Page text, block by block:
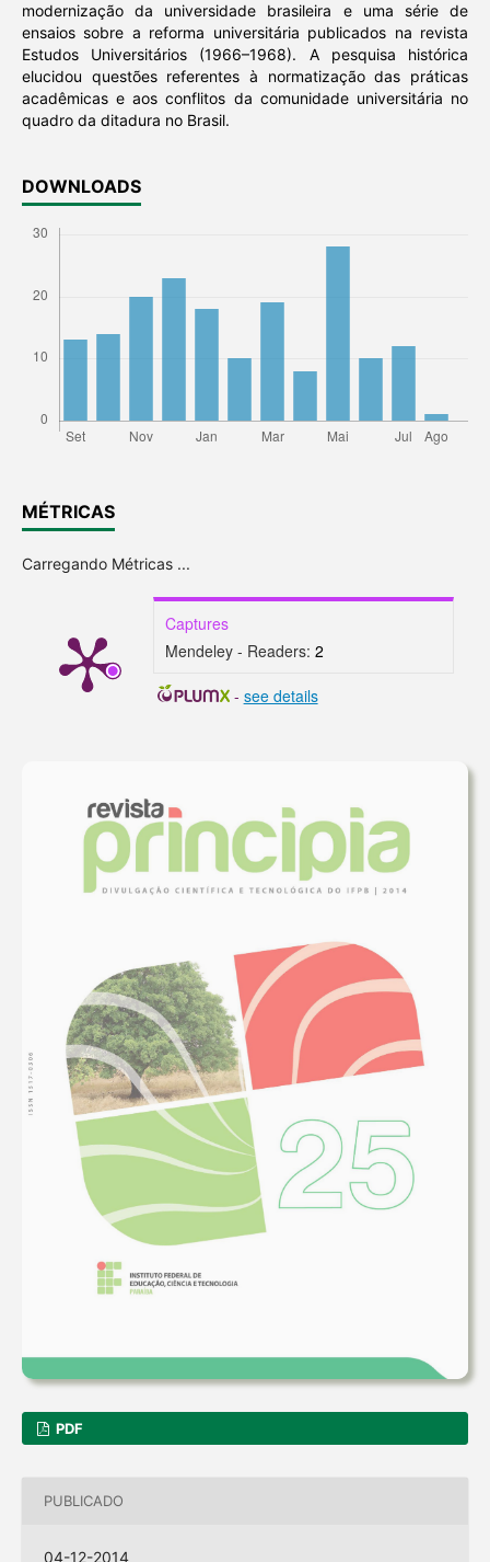
modernização da universidade brasileira e uma série de
ensaios sobre a reforma universitária publicados na revista
Estudos Universitários (1966–1968). A pesquisa histórica
elucidou questões referentes à normatização das práticas
acadêmicas e aos conflitos da comunidade universitária no
quadro da ditadura no Brasil.
DOWNLOADS
MÉTRICAS
Carregando Métricas ...
Captures
Mendeley - Readers: 2
- see details
PDF
PUBLICADO
04-12-2014